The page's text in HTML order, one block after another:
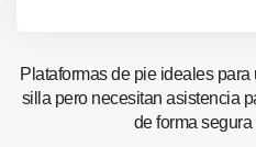
Plataformas de pie ideales
silla pero necesitan asistencia
de forma